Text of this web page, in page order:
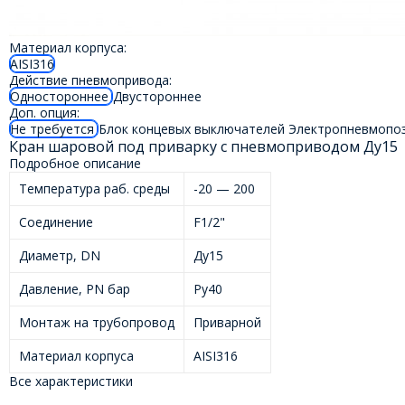
Материал корпуса:
AISI316
Действие пневмопривода:
ОдностороннееДвустороннее
Доп. опция:
Не требуетсяБлок концевых выключателей
Кран шаровой под приварку с пневмоприводом Ду15
Подробное описание
Температура раб. среды
-20 — 200
Соединение
F1/2"
Диаметр, DN
Ду15
Давление, PN бар
Ру40
Монтаж на трубопровод
Приварной
Материал корпуса
AISI316
Все характеристики